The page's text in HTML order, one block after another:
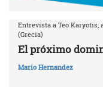
Entrevista a Teo
(Grecia)
El próximo
Mario Hernandez